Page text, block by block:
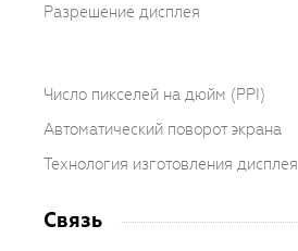
Разрешение дисплея
Число пикселей на дюйм (PPI)
Автоматический поворот экрана
Технология изготовления дисплея
Связь